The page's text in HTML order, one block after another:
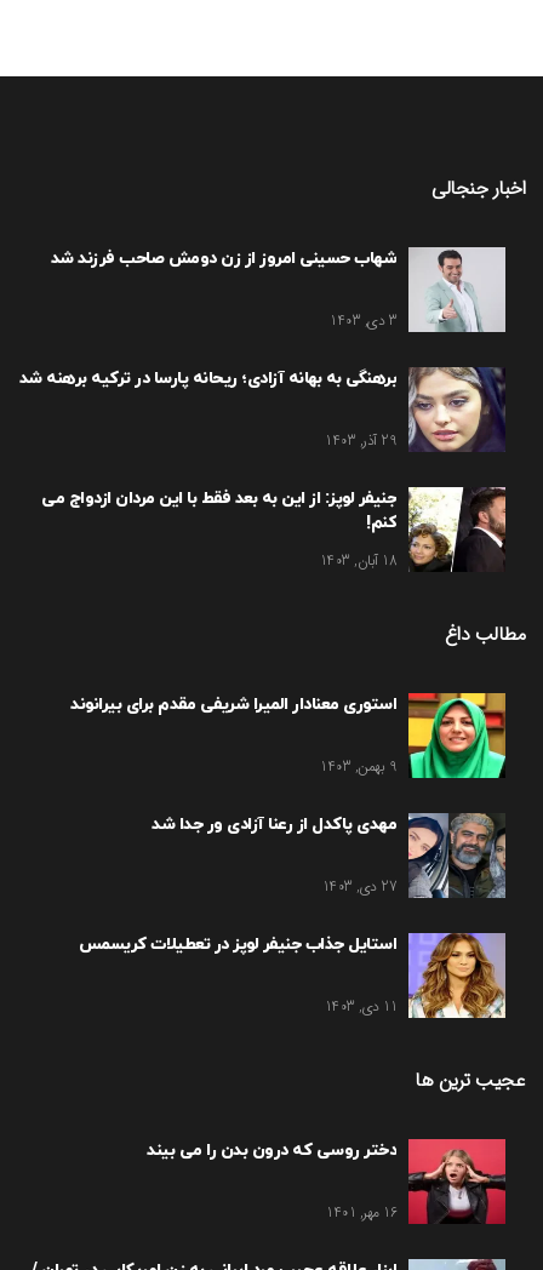
اخبار جنجالی
شهاب حسینی امروز از زن دومش صاحب فرزند شد
3 دی, 1403
برهنگی به بهانه آزادی؛ ریحانه پارسا در ترکیه برهنه شد
29 آذر, 1403
جنیفر لوپز: از این به بعد فقط با این مردان ازدواج می
کنم!
18 آبان, 1403
مطالب داغ
استوری معنادار المیرا شریفی مقدم برای بیرانوند
9 بهمن, 1403
مهدی پاکدل از رعنا آزادی ور جدا شد
27 دی, 1403
استایل جذاب جنیفر لوپز در تعطیلات کریسمس
11 دی, 1403
عجیب ترین ها
دختر روسی که درون بدن را می بیند
16 مهر, 1401